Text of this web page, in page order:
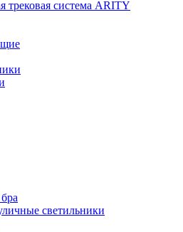
трековая система ARITY
светильники